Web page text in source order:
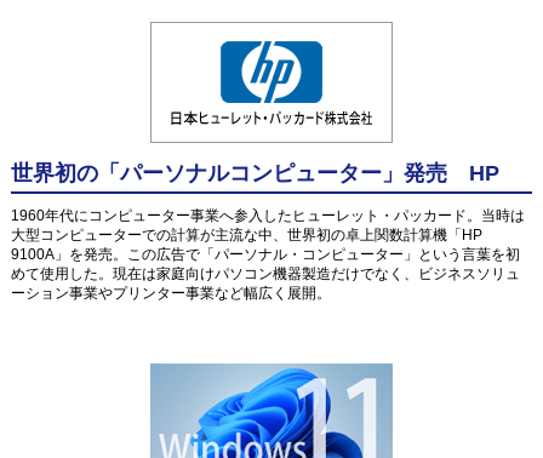
世界初の「パーソナルコンピューター」発売 HP
1960年代にコンピューター事業へ参入したヒューレット・パッカード。当時は
大型コンピューターでの計算が主流な中、世界初の卓上関数計算機「HP
9100A」を発売。この広告で「パーソナル・コンピューター」という言葉を初
めて使用した。現在は家庭向けパソコン機器製造だけでなく、ビジネスソリュ
ーション事業やプリンター事業など幅広く展開。